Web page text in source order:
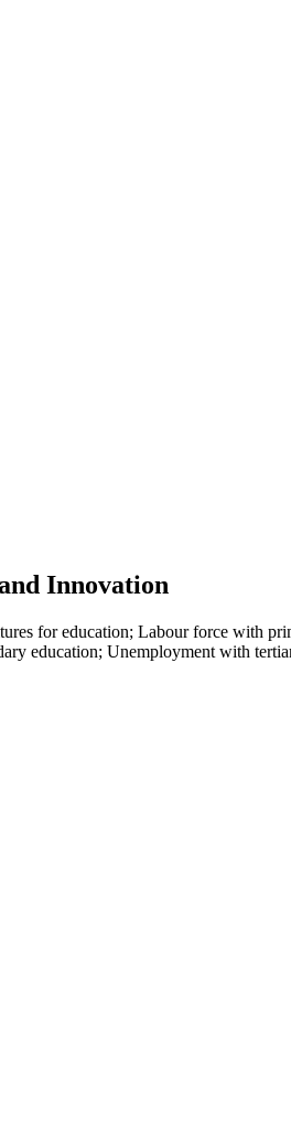
Innovation
for education; Labour force with
education; Unemployment with